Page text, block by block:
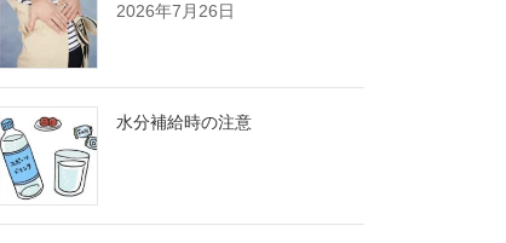
2026年7月26日
水分補給時の注意